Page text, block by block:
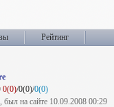
Рейтинг
0(0)/0(0)/0(0)
, был на сайте 10.09.2008 00:29